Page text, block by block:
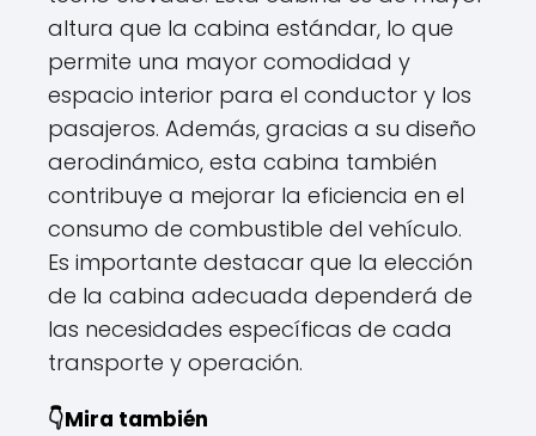
altura que la cabina estándar, lo que
permite una mayor comodidad y
espacio interior para el conductor y los
pasajeros. Además, gracias a su diseño
aerodinámico, esta cabina también
contribuye a mejorar la eficiencia en el
consumo de combustible del vehículo.
Es importante destacar que la elección
de la cabina adecuada dependerá de
las necesidades específicas de cada
transporte y operación.
👇Mira también